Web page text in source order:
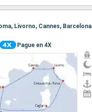
Livorno, Cannes, Barcelona
Pague en 4X